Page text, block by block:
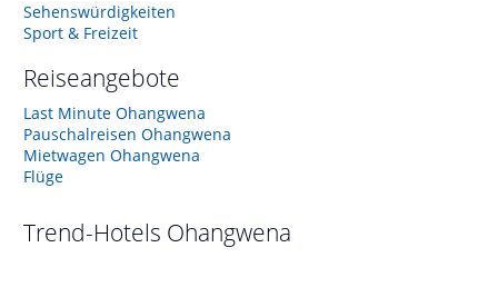
Sehenswürdigkeiten
Sport & Freizeit
Reiseangebote
Last Minute Ohangwena
Pauschalreisen Ohangwena
Mietwagen Ohangwena
Flüge
Trend-Hotels Ohangwena